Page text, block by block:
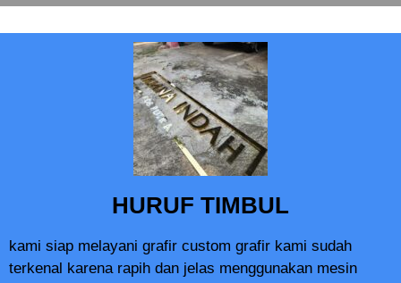
HURUF TIMBUL
kami siap melayani grafir custom grafir kami sudah
terkenal karena rapih dan jelas menggunakan mesin